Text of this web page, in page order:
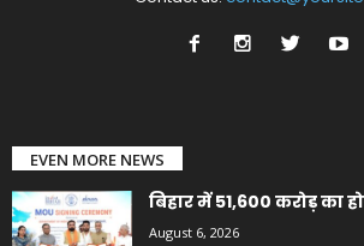
EVEN MORE NEWS
बिहार में 51,600 करोड़ का
August 6, 2026